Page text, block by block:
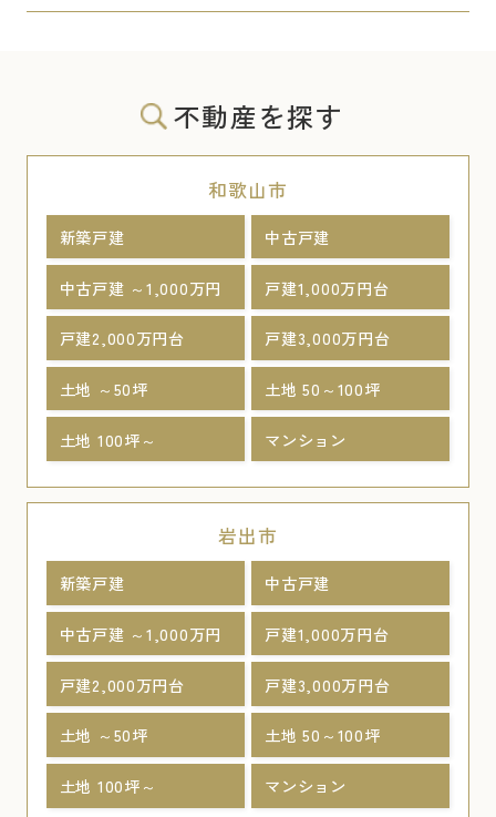
不動産を探す
和歌山市
新築戸建 中古戸建
中古戸建 ～1,000万円 戸建1,000万円台
戸建2,000万円台 戸建3,000万円台
土地 ～50坪 土地 50～100坪
土地 100坪～ マンション
岩出市
新築戸建 中古戸建
中古戸建 ～1,000万円 戸建1,000万円台
戸建2,000万円台 戸建3,000万円台
土地 ～50坪 土地 50～100坪
土地 100坪～ マンション